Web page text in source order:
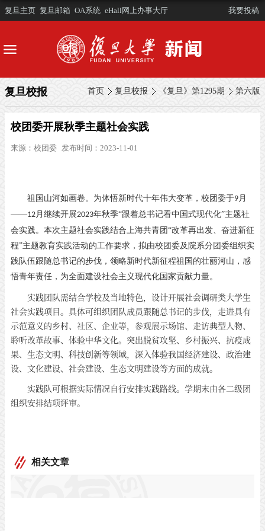
复旦主页 复旦邮箱 OA系统 eHall网上办事大厅 我要投稿
首页 复旦校报 《复旦》第1295期 第六版
复旦校报
校团委开展秋季主题社会实践
来源： 校团委 发布时间：2023-11-01
祖国山河如画卷。为体悟新时代十年伟大变革，校团委于9月
——12月继续开展2023年秋季“跟着总书记看中国式现代化”主题社
会实践。本次主题社会实践结合上海共青团“改革再出发、奋进新征
程”主题教育实践活动的工作要求，拟由校团委及院系分团委组织实
践队伍跟随总书记的步伐，领略新时代新征程祖国的壮丽河山，感
悟青年责任，为全面建设社会主义现代化国家贡献力量。
实践团队需结合学校及当地特色，设计开展社会调研类大学生
社会实践项目。具体可组织团队成员跟随总书记的步伐，走进具有
示范意义的乡村、社区、企业等，参观展示场馆、走访典型人物、
聆听改革故事、体验中华文化。突出脱贫攻坚、乡村振兴、抗疫成
果、生态文明、科技创新等领域，深入体验我国经济建设、政治建
设、文化建设、社会建设、生态文明建设等方面的成就。
实践队可根据实际情况自行安排实践路线。学期末由各二级团
组织安排结项评审。
相关文章